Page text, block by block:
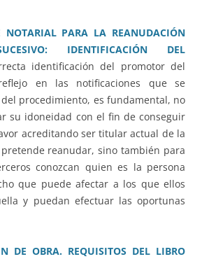
NOTARIAL PARA LA REANUDACIÓN
IDENTIFICACIÓN DEL
identificación del promotor del
en las notificaciones que se
procedimiento, es fundamental, no
su idoneidad con el fin de conseguir
acreditando ser titular actual de la
reanudar, sino también para
conozcan quien es la persona
que puede afectar a los que ellos
y puedan efectuar las oportunas
DE OBRA. REQUISITOS DEL LIBRO